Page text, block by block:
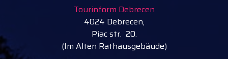
Tourinform Debrecen
4024 Debrecen,
Piac str. 20.
(Im Alten Rathausgebäude)